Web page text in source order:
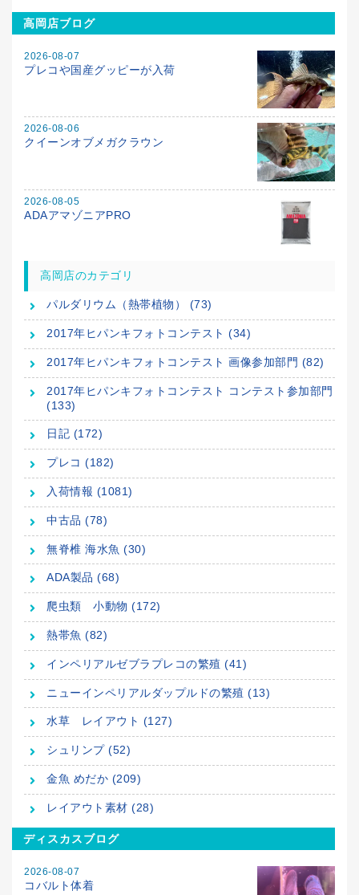
高岡店ブログ
2026-08-07
プレコや国産グッピーが入荷
2026-08-06
クイーンオブメガクラウン
2026-08-05
ADAアマゾニアPRO
高岡店のカテゴリ
パルダリウム（熱帯植物） (73)
2017年ヒパンキフォトコンテスト (34)
2017年ヒパンキフォトコンテスト 画像参加部門 (82)
2017年ヒパンキフォトコンテスト コンテスト参加部門
(133)
日記 (172)
プレコ (182)
入荷情報 (1081)
中古品 (78)
無脊椎 海水魚 (30)
ADA製品 (68)
爬虫類 小動物 (172)
熱帯魚 (82)
インペリアルゼブラプレコの繁殖 (41)
ニューインペリアルダップルドの繁殖 (13)
水草 レイアウト (127)
シュリンプ (52)
金魚 めだか (209)
レイアウト素材 (28)
ディスカスブログ
2026-08-07
コバルト体着